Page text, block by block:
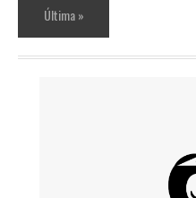
Última »